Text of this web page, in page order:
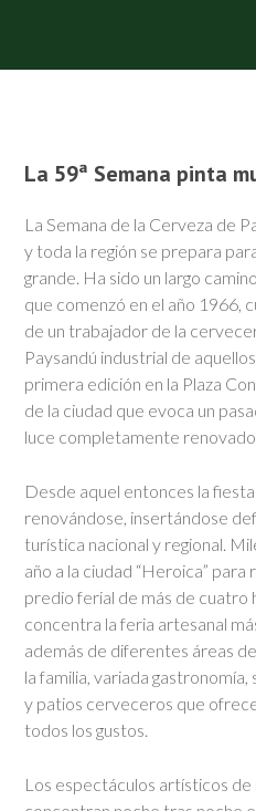
La 59ª Semana pinta
La Semana de la Cerveza de
y toda la región se prepara
grande. Ha sido un largo
que comenzó en el año 1966,
de un trabajador de la
Paysandú industrial de
primera edición en la Plaza
de la ciudad que evoca un
luce completamente
Desde aquel entonces la
renovándose, insertándose
turística nacional y regional.
año a la ciudad “Heroica”
predio ferial de más de cuatro
concentra la feria artesanal
además de diferentes áreas
la familia, variada
y patios cerveceros que
todos los gustos.
Los espectáculos artísticos de